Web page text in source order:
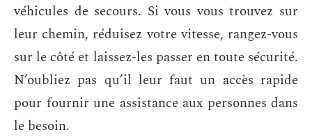
véhicules de secours. Si vous vous trouvez sur
leur chemin, réduisez votre vitesse, rangez-vous
sur le côté et laissez-les passer en toute sécurité.
N’oubliez pas qu’il leur faut un accès rapide
pour fournir une assistance aux personnes dans
le besoin.